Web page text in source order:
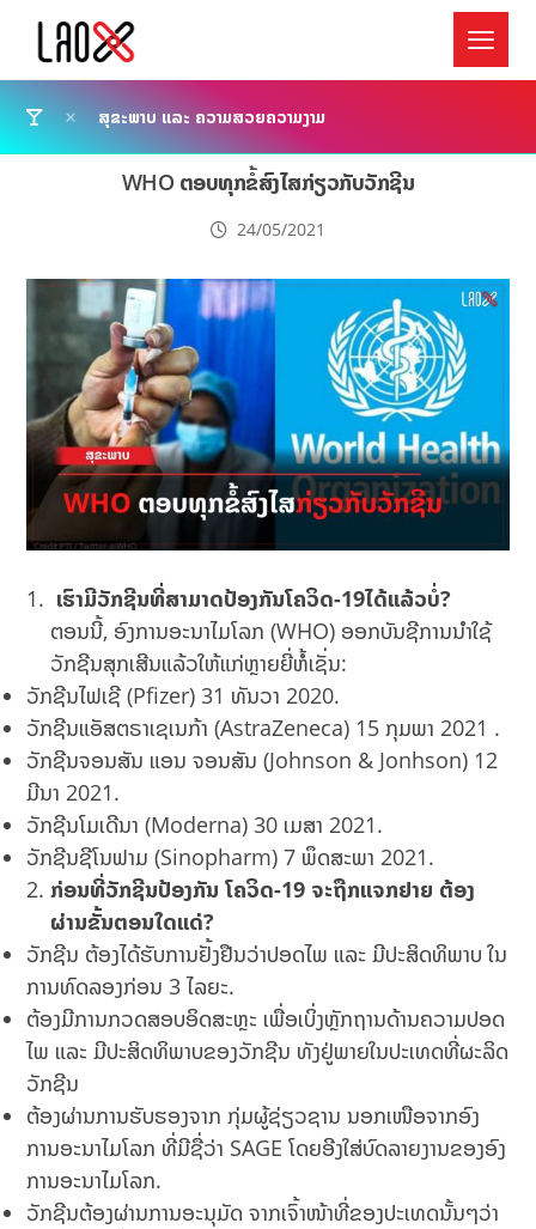
ສຸຂະພາບ ແລະ ຄວາມສວຍຄວາມງາມ
WHO ຕອບທຸກຂໍ້ສົງໄສກ່ຽວກັບວັກຊີນ
24/05/2021
ເຮົາມີວັກຊີນທີ່ສາມາດປ້ອງກັນໂຄວິດ-19ໄດ້ແລ້ວບໍ່?
ຕອນນີ້, ອົງການອະນາໄມໂລກ (WHO) ອອກບັນຊີການນຳໃຊ້
ວັກຊີນສຸກເສີນແລ້ວໃຫ້ແກ່ຫຼາຍຍີ່ຫໍ້ເຊັ່ນ:​
ວັກຊີນໄຟເຊີ (Pfizer) 31 ທັນວາ 2020.
ວັກຊີນແອັສຕຣາເຊເນກ້າ (AstraZeneca) 15 ກຸມພາ 2021 .
ວັກຊີນຈອນສັນ ແອນ ຈອນສັນ (Johnson & Jonhson) 12
ມີນາ 2021.
ວັກຊີນໂມເດີນາ (Moderna) 30 ເມສາ 2021.
ວັກຊີນຊີໂນຟາມ (Sinopharm) 7 ພຶດສະພາ 2021.
ກ່ອນທີ່ວັກຊີນປ້ອງກັນ ໂຄວິດ-19 ຈະຖືກແຈກຢາຍ ຕ້ອງ
ຜ່ານຂັ້ນຕອນໃດແດ່?
ວັກຊີນ ຕ້ອງໄດ້ຮັບການຢັ້ງຢືນວ່າປອດໄພ ແລະ ມີປະສິດທິພາບ ໃນ
ການທົດລອງກ່ອນ 3 ໄລຍະ.
ຕ້ອງມີການກວດສອບອິດສະຫຼະ ເພື່ອເບິ່ງຫຼັກຖານດ້ານຄວາມປອດ
ໄພ ແລະ ມີປະສິດທິພາບຂອງວັກຊີນ ທັງຢູ່ພາຍໃນປະເທດທີ່ຜະລິດ
ວັກຊີນ
ຕ້ອງຜ່ານການຮັບຮອງຈາກ ກຸ່ມຜູ້ຊ່ຽວຊານ ນອກເໜືອຈາກອົງ
ການອະນາໄມໂລກ ທີ່ມີຊື່ວ່າ SAGE ໂດຍອີງໃສ່ບົດລາຍງານຂອງອົງ
ການອະນາໄມໂລກ.
ວັກຊີນຕ້ອງຜ່ານການອະນຸມັດ ຈາກເຈົ້າໜ້າທີ່ຂອງປະເທດນັ້ນໆວ່າ